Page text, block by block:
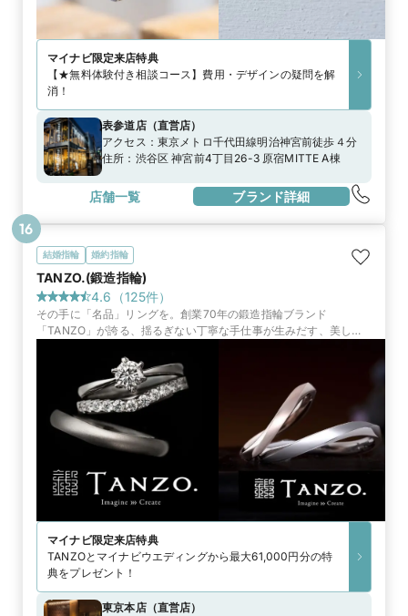
マイナビ限定来店特典
【★無料体験付き相談コース】費用・デザインの疑問を解
消！
表参道店（直営店）
アクセス： 東京メトロ千代田線明治神宮前徒歩４分
住所： 渋谷区 神宮前4丁目26-3 原宿MITTE A棟
店舗一覧 ブランド詳細
結婚指輪 婚約指輪
TANZO.(鍛造指輪)
4.6 （125件）
その手に「名品」リングを。創業70年の鍛造指輪ブランド
「TANZO」が誇る、揺るぎない丁寧な手仕事が生みだす、美しく
マイナビ限定来店特典
TANZOとマイナビウエディングから最大61,000円分の特
典をプレゼント！
東京本店（直営店）
16